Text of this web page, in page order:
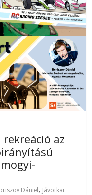
az
Dániel, Jávorkai